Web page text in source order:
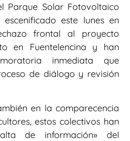
Parque Solar Fotovoltaico
escenificado este lunes en
frontal al proyecto
en Fuentelencina y han
inmediata que
de diálogo y revisión
en la comparecencia
estos colectivos han
de información» del